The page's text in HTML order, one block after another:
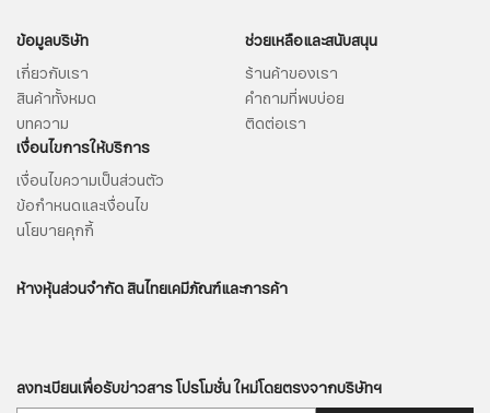
ข้อมูลบริษัท
เกี่ยวกับเรา
สินค้าทั้งหมด
บทความ
ช่วยเหลือและสนับสนุน
ร้านค้าของเรา
คำถามที่พบบ่อย
ติดต่อเรา
เงื่อนไขการให้บริการ
เงื่อนไขความเป็นส่วนตัว
ข้อกำหนดและเงื่อนไข
นโยบายคุกกี้
ห้างหุ้นส่วนจำกัด สินไทยเคมีภัณฑ์และการค้า
ลงทะเบียนเพื่อรับข่าวสาร โปรโมชั่น ใหม่โดยตรงจากบริษัทฯ